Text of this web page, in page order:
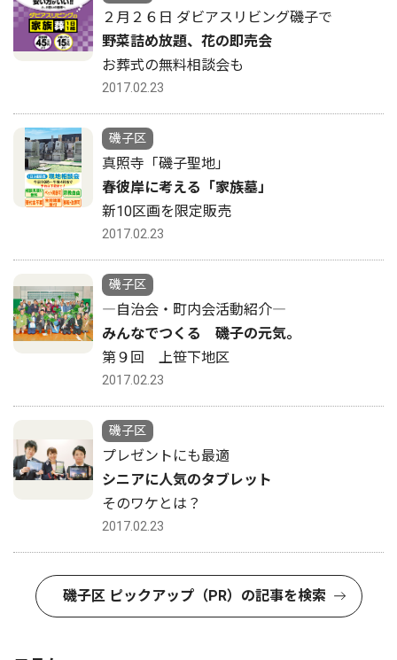
２月２６日 ダビアスリビング磯子で
野菜詰め放題、花の即売会
お葬式の無料相談会も
2017.02.23
磯子区
真照寺「磯子聖地」
春彼岸に考える「家族墓」
新10区画を限定販売
2017.02.23
磯子区
―自治会・町内会活動紹介―
みんなでつくる 磯子の元気。
第９回 上笹下地区
2017.02.23
磯子区
プレゼントにも最適
シニアに人気のタブレット
そのワケとは？
2017.02.23
磯子区 ピックアップ（PR）の記事を検索